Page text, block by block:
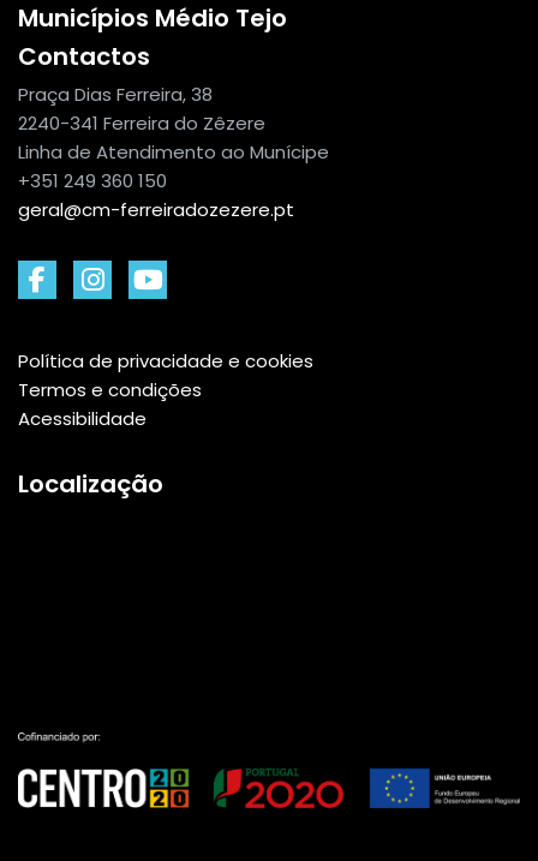
Municípios Médio Tejo
Contactos
Praça Dias Ferreira, 38
2240-341 Ferreira do Zêzere
Linha de Atendimento ao Munícipe
+351 249 360 150
geral@cm-ferreiradozezere.pt
Política de privacidade e cookies
Termos e condições
Acessibilidade
Localização